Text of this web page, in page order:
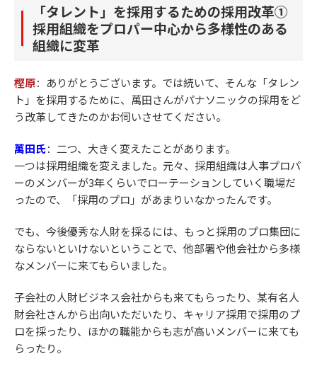
「タレント」を採用するための採用改革①
採用組織をプロパー中心から多様性のある
組織に変革
樫原：ありがとうございます。では続いて、そんな「タレン
ト」を採用するために、萬田さんがパナソニックの採用をど
う改革してきたのかお伺いさせてください。
萬田氏： 二つ、大きく変えたことがあります。
一つは採用組織を変えました。元々、採用組織は人事プロパ
ーのメンバーが3年くらいでローテーションしていく職場だ
ったので、「採用のプロ」があまりいなかったんです。
でも、今後優秀な人財を採るには、もっと採用のプロ集団に
ならないといけないということで、他部署や他会社から多様
なメンバーに来てもらいました。
子会社の人財ビジネス会社からも来てもらったり、某有名人
財会社さんから出向いただいたり、キャリア採用で採用のプ
ロを採ったり、ほかの職能からも志が高いメンバーに来ても
らったり。